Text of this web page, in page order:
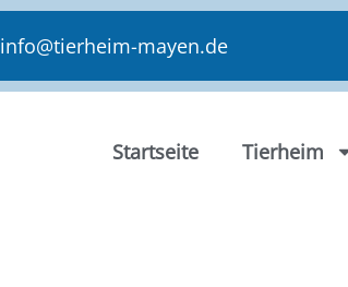
info@tierheim-mayen.de
Startseite Tierheim